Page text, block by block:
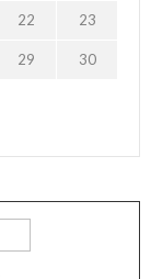
22 23
29 30